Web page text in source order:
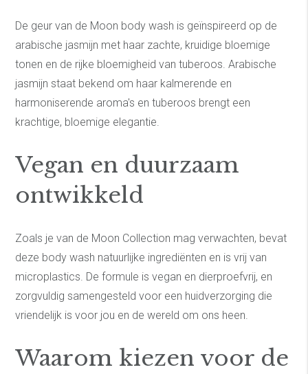
De geur van de Moon body wash is geïnspireerd op de
arabische jasmijn met haar zachte, kruidige bloemige
tonen en de rijke bloemigheid van tuberoos. Arabische
jasmijn staat bekend om haar kalmerende en
harmoniserende aroma's en tuberoos brengt een
krachtige, bloemige elegantie.
Vegan en duurzaam
ontwikkeld
Zoals je van de Moon Collection mag verwachten, bevat
deze body wash natuurlijke ingrediënten en is vrij van
microplastics. De formule is vegan en dierproefvrij, en
zorgvuldig samengesteld voor een huidverzorging die
vriendelijk is voor jou en de wereld om ons heen.
Waarom kiezen voor de